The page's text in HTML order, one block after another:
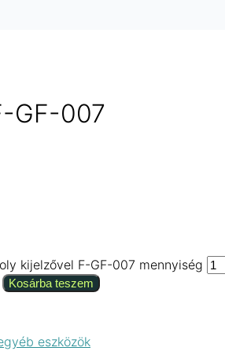
GF-007
kijelzővel F-GF-007 mennyiség
Kosárba teszem
eszközök